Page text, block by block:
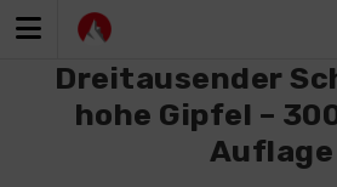
Inhalt
Dreitausender
hohe Gipfel –
Auflage